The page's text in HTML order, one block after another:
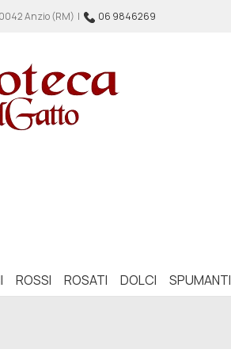
Anzio (RM) | 06 9846269
ROSSI ROSATI DOLCI SPUMANTI